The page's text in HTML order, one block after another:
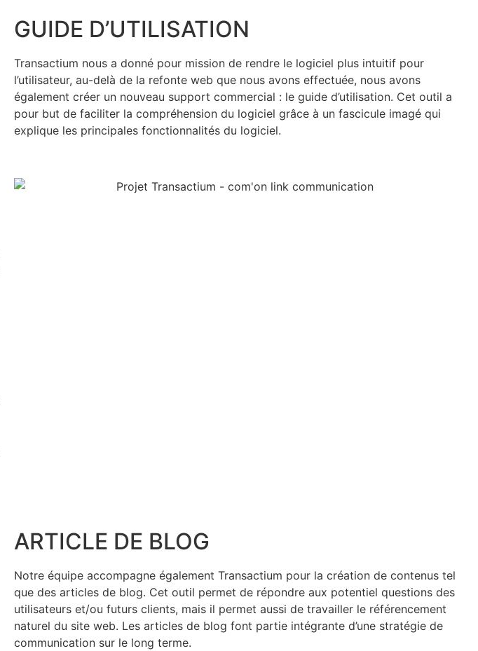
GUIDE D’UTILISATION
Transactium nous a donné pour mission de rendre le logiciel plus intuitif pour
l’utilisateur, au-delà de la refonte web que nous avons effectuée, nous avons
également créer un nouveau support commercial : le guide d’utilisation. Cet outil a
pour but de faciliter la compréhension du logiciel grâce à un fascicule imagé qui
explique les principales fonctionnalités du logiciel.
ARTICLE DE BLOG
Notre équipe accompagne également Transactium pour la création de contenus tel
que des articles de blog. Cet outil permet de répondre aux potentiel questions des
utilisateurs et/ou futurs clients, mais il permet aussi de travailler le référencement
naturel du site web. Les articles de blog font partie intégrante d’une stratégie de
communication sur le long terme.